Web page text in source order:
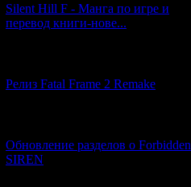
Silent Hill F - Манга по игре и
перевод книги-нове...
Релиз Fatal Frame 2 Remake
Обновление разделов о Forbidden
SIREN